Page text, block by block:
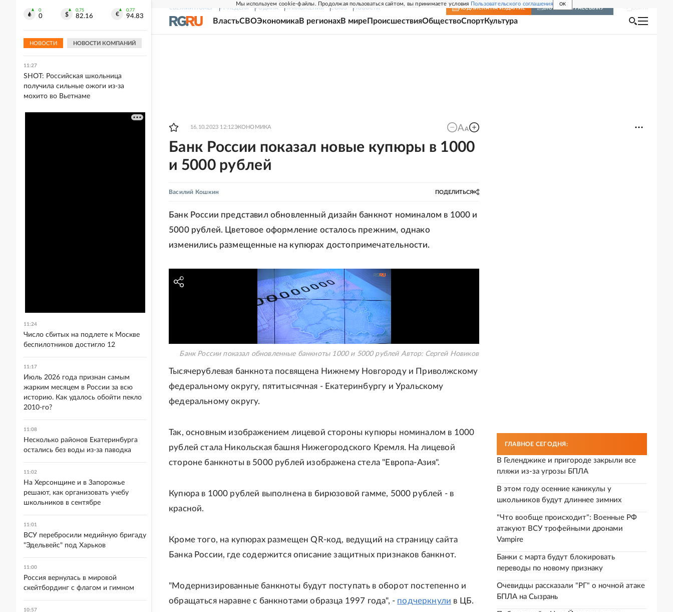
Мы используем cookie-файлы. Продолжая пользоваться сайтом, вы принимаете условия Пользовательского соглашения OK
СВЕЖИЙ НОМЕР РГ-НЕДЕЛЯ РОДИНА ПРИЛОЖЕНИЯ СОЮЗ НОВОСТИ ПОДПИСКА НА ИЗДАНИЕ ВКЛЮЧИТЬ РАССЫЛКУ
ВластьСВОЭкономикаВ регионахВ мире ПроисшествияОбществоСпортКультура
16.10.2023 12:12ЭКОНОМИКА
Банк России показал новые купюры в 1000
и 5000 рублей
Василий Кошкин ПОДЕЛИТЬСЯ
Банк России представил обновленный дизайн банкнот номиналом в 1000 и
5000 рублей. Цветовое оформление осталось прежним, однако
изменились размещенные на купюрах достопримечательности.
Банк России показал обновленные банкноты 1000 и 5000 рублей Автор: Сергей Новиков
Тысячерублевая банкнота посвящена Нижнему Новгороду и Приволжскому
федеральному округу, пятитысячная - Екатеринбургу и Уральскому
федеральному округу.
Так, основным изображением лицевой стороны купюры номиналом в 1000
рублей стала Никольская башня Нижегородского Кремля. На лицевой
стороне банкноты в 5000 рублей изображена стела "Европа-Азия".
Купюра в 1000 рублей выполнена в бирюзовой гамме, 5000 рублей - в
красной.
Кроме того, на купюрах размещен QR-код, ведущий на страницу сайта
Банка России, где содержится описание защитных признаков банкнот.
"Модернизированные банкноты будут поступать в оборот постепенно и
обращаться наравне с банкнотами образца 1997 года", - подчеркнули в ЦБ.
ГЛАВНОЕ СЕГОДНЯ:
В Геленджике и пригороде закрыли все
пляжи из-за угрозы БПЛА
В этом году осенние каникулы у
школьников будут длиннее зимних
"Что вообще происходит": Военные РФ
атакуют ВСУ трофейными дронами
Vampire
Банки с марта будут блокировать
переводы по новому признаку
Очевидцы рассказали "РГ" о ночной атаке
БПЛА на Сызрань
0
0
0.75
82.16
0.77
94.83
НОВОСТИ НОВОСТИ КОМПАНИЙ
11:31
из-за жары
11:27
SHOT: Российская школьница
получила сильные ожоги из-за
мохито во Вьетнаме
11:24
Число сбитых на подлете к Москве
беспилотников достигло 12
11:17
Июль 2026 года признан самым
жарким месяцем в России за всю
историю. Как удалось обойти пекло
2010-го?
11:08
Несколько районов Екатеринбурга
остались без воды из-за паводка
11:02
На Херсонщине и в Запорожье
решают, как организовать учебу
школьников в сентябре
11:01
ВСУ перебросили медийную бригаду
"Эдельвейс" под Харьков
11:00
Россия вернулась в мировой
скейтбординг с флагом и гимном
10:57